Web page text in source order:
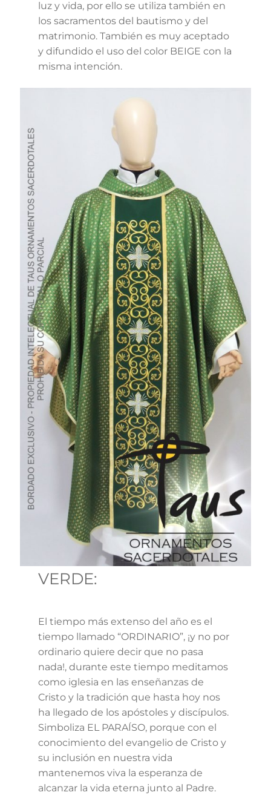
luz y vida, por ello se utiliza también en
los sacramentos del bautismo y del
matrimonio. También es muy aceptado
y difundido el uso del color BEIGE con la
misma intención.
VERDE:
El tiempo más extenso del año es el
tiempo llamado “ORDINARIO”, ¡y no por
ordinario quiere decir que no pasa
nada!, durante este tiempo meditamos
como iglesia en las enseñanzas de
Cristo y la tradición que hasta hoy nos
ha llegado de los apóstoles y discípulos.
Simboliza EL PARAÍSO, porque con el
conocimiento del evangelio de Cristo y
su inclusión en nuestra vida
mantenemos viva la esperanza de
alcanzar la vida eterna junto al Padre.